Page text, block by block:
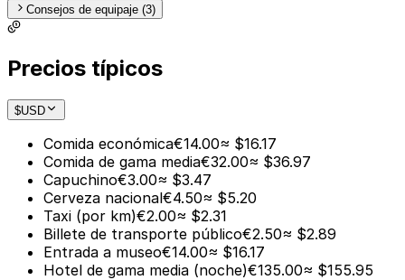
Consejos de equipaje (3)
Precios típicos
$USD
Comida económica€14.00≈ $16.17
Comida de gama media€32.00≈ $36.97
Capuchino€3.00≈ $3.47
Cerveza nacional€4.50≈ $5.20
Taxi (por km)€2.00≈ $2.31
Billete de transporte público€2.50≈ $2.89
Entrada a museo€14.00≈ $16.17
Hotel de gama media (noche)€135.00≈ $155.95